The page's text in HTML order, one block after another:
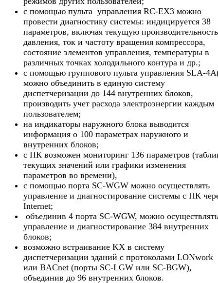
с помощью пульта управления RC-EX3 можно
провести диагностику системы: индицируется 38
параметров, включая текущую
давления, ток и частоту вращения компрессора,
состояние элементов управления, температуры в
различных точках холодильного контура и др.;
с помощью группового пульта управления SLA-
можно объединить в единую систему
диспетчеризации до 144 внутренних блоков,
производить учет расхода электроэнергии каждым
пользователем;
на индикаторы наружного блока выводится
информация о 100 параметрах наружного и
внутренних блоков;
с ПК возможен мониторинг 136 параметров
текущих значений или графики изменения
параметров во времени),
с помощью порта SC-WGW можно осуществлять
управление и диагностирование системы с ПК
Internet;
объединив 4 порта SC-WGW, можно осуществлять
управление и диагностирование 384 внутренних
блоков;
возможно встраивание KX в систему
диспетчеризации зданий с протоколами LONwork
или BACnet (порты SC-LGW или SC-BGW),
объединив до 96 внутренних блоков.